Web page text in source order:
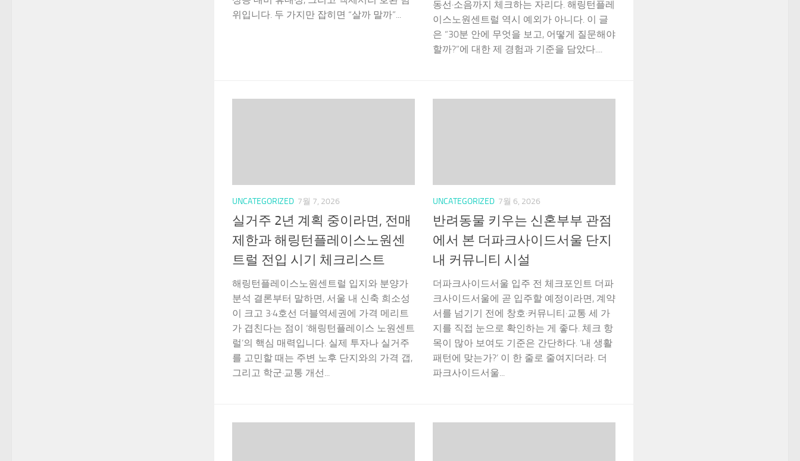
위입니다. 두 가지만 잡히면 “살까 말까”...
동선·소음까지 체크하는 자리다. 해링턴플레
이스노원센트럴 역시 예외가 아니다. 이 글
은 “30분 안에 무엇을 보고, 어떻게 질문해야
할까?”에 대한 제 경험과 기준을 담았다....
UNCATEGORIZED 7월 7, 2026
실거주 2년 계획 중이라면, 전매
제한과 해링턴플레이스노원센
트럴 전입 시기 체크리스트
해링턴플레이스노원센트럴 입지와 분양가
분석 결론부터 말하면, 서울 내 신축 희소성
이 크고 3·4호선 더블역세권에 가격 메리트
가 겹친다는 점이 ‘해링턴플레이스 노원센트
럴’의 핵심 매력입니다. 실제 투자나 실거주
를 고민할 때는 주변 노후 단지와의 가격 갭,
그리고 학군·교통 개선...
UNCATEGORIZED 7월 6, 2026
반려동물 키우는 신혼부부 관점
에서 본 더파크사이드서울 단지
내 커뮤니티 시설
더파크사이드서울 입주 전 체크포인트 더파
크사이드서울에 곧 입주할 예정이라면, 계약
서를 넘기기 전에 창호·커뮤니티·교통 세 가
지를 직접 눈으로 확인하는 게 좋다. 체크 항
목이 많아 보여도 기준은 간단하다. ‘내 생활
패턴에 맞는가?’ 이 한 줄로 줄여지더라. 더
파크사이드서울...